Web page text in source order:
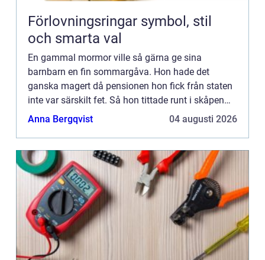
Förlovningsringar symbol, stil
och smarta val
En gammal mormor ville så gärna ge sina
barnbarn en fin sommargåva. Hon hade det
ganska magert då pensionen hon fick från staten
inte var särskilt fet. Så hon tittade runt i skåpen
där hemma och leta...
Anna Bergqvist 04 augusti 2026